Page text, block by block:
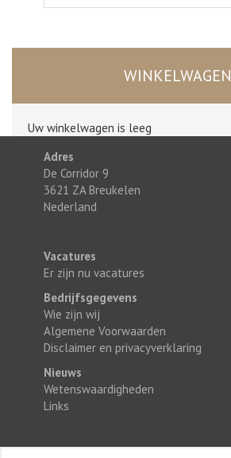
WINKELWAGEN
Uw winkelwagen is leeg
Adres
De Corridor 9
3621 ZA Breukelen
Nederland
Vacatures
Er zijn nu vacatures
Bedrijfsgegevens
Wie zijn wij
Algemene Voorwaarden
Disclaimer en privacyverklaring
Nieuws
Wetenswaardigheden
Links